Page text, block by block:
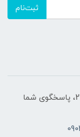
ثبت‌نام
روزهای کاری از ساعت 10 الی 14 و 18 الی 21، پاسخگوی شما